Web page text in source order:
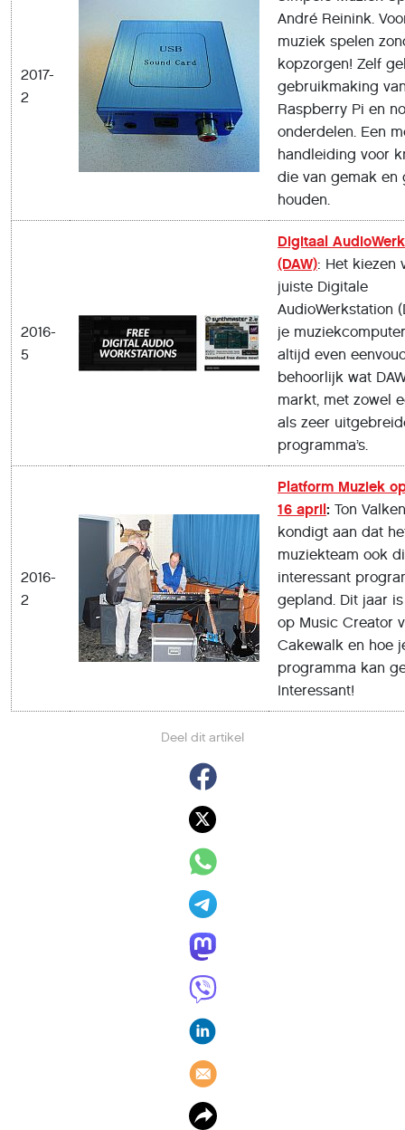
Deel dit artikel
2017-
2
André Reinink.
muziek spelen
kopzorgen! Zelf
gebruikmaking
Raspberry Pi en
onderdelen. Een
handleiding voor
die van gemak en
houden.
2016-
5
Digitaal
(DAW): Het kiezen
juiste Digitale
AudioWerkstation
je
altijd even
behoorlijk wat
markt, met zowel
als zeer
programma’s.
2016-
2
Platform Muziek
16 april : Ton
kondigt aan dat
muziekteam ook
interessant
gepland. Dit jaar
op Music Creator
Cakewalk en hoe
programma kan
Interessant!